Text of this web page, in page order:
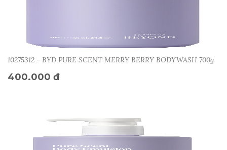
10275312 - BYD PURE SCENT MERRY BERRY BODYWASH 700g
400.000 đ